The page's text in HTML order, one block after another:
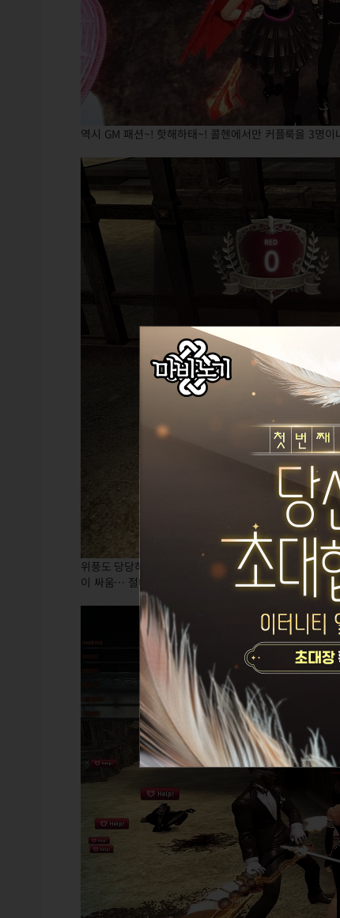
역시 GM 패션~! 핫해하태~! 콜헨에서만 커플룩을 3명
위풍도 당당하게 프리매치에 박차고 들어간 GM포비슈!
이 싸움… 절대 질 수 없어….! 내 모든 걸 걸고 이긴다…